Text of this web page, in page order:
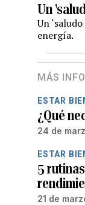
Un
Un
energía.
MÁS
ESTAR
¿Qué
24 de
ESTAR
5
21 de